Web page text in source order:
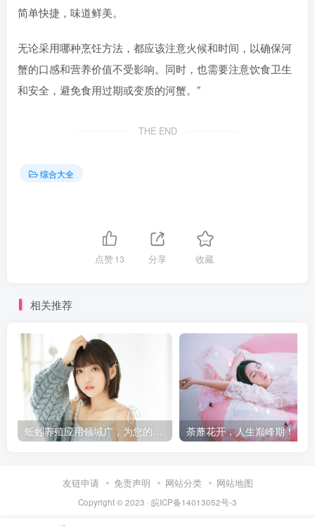
简单快捷，味道鲜美。
无论采用哪种烹饪方法，都应该注意火候和时间，以确保河
蟹的口感和营养价值不受影响。同时，也需要注意饮食卫生
和安全，避免食用过期或变质的河蟹。”
THE END
综合大全
点赞13 分享 收藏
相关推荐
蚯蚓养殖应用领域广，为您的生态农业添砖加瓦 荼蘼花开，人生巅峰期！
友链申请 免责声明 网站分类 网站地图
Copyright © 2023 · 皖ICP备14013052号-3